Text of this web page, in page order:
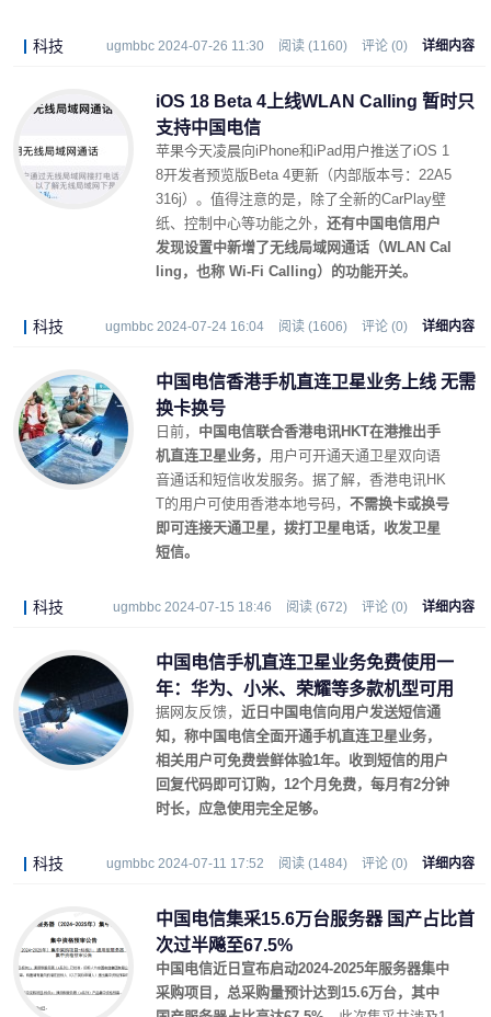
科技 ugmbbc 2024-07-26 11:30 阅读 (1160) 评论 (0) 详细内容
iOS 18 Beta 4上线WLAN Calling 暂时只
支持中国电信
苹果今天凌晨向iPhone和iPad用户推送了iOS 1
8开发者预览版Beta 4更新（内部版本号：22A5
316j）。值得注意的是，除了全新的CarPlay壁
纸、控制中心等功能之外， 还有中国电信用户
发现设置中新增了无线局域网通话（WLAN Cal
ling，也称 Wi-Fi Calling）的功能开关。
科技 ugmbbc 2024-07-24 16:04 阅读 (1606) 评论 (0) 详细内容
中国电信香港手机直连卫星业务上线 无需
换卡换号
日前， 中国电信联合香港电讯HKT在港推出手
机直连卫星业务， 用户可开通天通卫星双向语
音通话和短信收发服务。据了解，香港电讯HK
T的用户可使用香港本地号码， 不需换卡或换号
即可连接天通卫星，拨打卫星电话，收发卫星
短信。
科技 ugmbbc 2024-07-15 18:46 阅读 (672) 评论 (0) 详细内容
中国电信手机直连卫星业务免费使用一
年：华为、小米、荣耀等多款机型可用
据网友反馈， 近日中国电信向用户发送短信通
知，称中国电信全面开通手机直连卫星业务，
相关用户可免费尝鲜体验1年。收到短信的用户
回复代码即可订购，12个月免费，每月有2分钟
时长，应急使用完全足够。
科技 ugmbbc 2024-07-11 17:52 阅读 (1484) 评论 (0) 详细内容
中国电信集采15.6万台服务器 国产占比首
次过半飚至67.5%
中国电信近日宣布启动2024-2025年服务器集中
采购项目，总采购量预计达到15.6万台，其中